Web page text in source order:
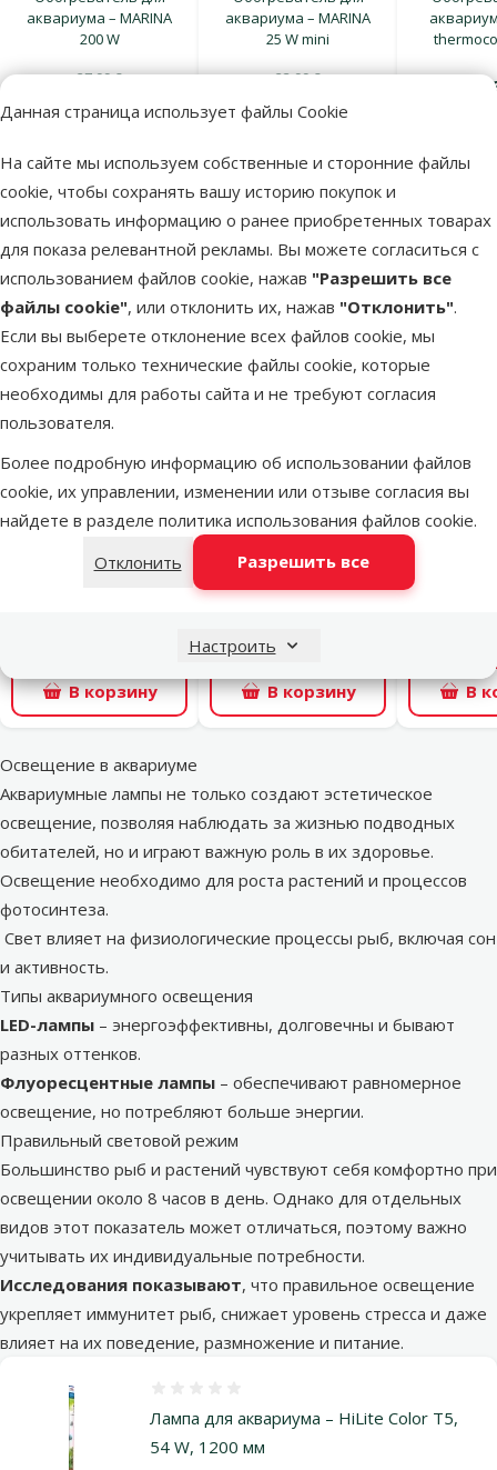
Данная страница использует файлы Cookie
На сайте мы используем собственные и сторонние файлы
cookie, чтобы сохранять вашу историю покупок и
использовать информацию о ранее приобретенных товарах
для показа релевантной рекламы. Вы можете согласиться с
использованием файлов cookie, нажав "Разрешить все
файлы cookie", или отклонить их, нажав "Отклонить".
Если вы выберете отклонение всех файлов cookie, мы
сохраним только технические файлы cookie, которые
необходимы для работы сайта и не требуют согласия
пользователя.
Более подробную информацию об использовании файлов
cookie, их управлении, изменении или отзыве согласия вы
найдете в разделе политика использования файлов cookie.
Отклонить
Разрешить все
Настроить
аквариума – MARINA
200 W
27,99 €
аквариума – MARINA
25 W mini
23,99 €
Компрессор для аквариума
Аквариумный компрессор обеспечивает подачу воздуха в
воду.
Воздух содержит кислород, который необходим для
дыхания рыб и поддержания жизненно важных процессов в
аквариуме.
аквариума – Tetra
Оценка 0%
В корзину
аквариума – MARINA
200
Оценка 0%
В корзину В
Освещение в аквариуме
Аквариумные лампы не только создают эстетическое
освещение, позволяя наблюдать за жизнью подводных
обитателей, но и играют важную роль в их здоровье.
Освещение необходимо для роста растений и процессов
фотосинтеза.
Свет влияет на физиологические процессы рыб, включая сон
и активность.
Типы аквариумного освещения
LED-лампы – энергоэффективны, долговечны и бывают
разных оттенков.
Флуоресцентные лампы – обеспечивают равномерное
освещение, но потребляют больше энергии.
Правильный световой режим
Большинство рыб и растений чувствуют себя комфортно при
освещении около 8 часов в день. Однако для отдельных
видов этот показатель может отличаться, поэтому важно
учитывать их индивидуальные потребности.
Исследования показывают, что правильное освещение
укрепляет иммунитет рыб, снижает уровень стресса и даже
влияет на их поведение, размножение и питание.
Лампа для аквариума – HiLite Color T5,
54 W, 1200 мм